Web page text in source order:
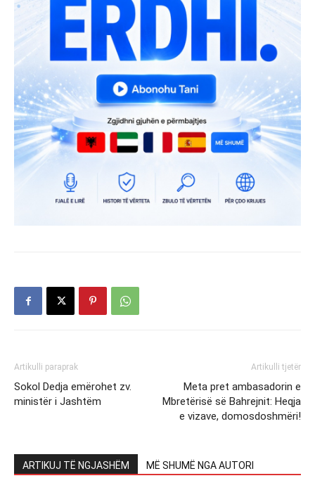
Artikulli paraprak
Sokol Dedja emërohet zv.
ministër i Jashtëm
Artikulli tjetër
Meta pret ambasadorin e
Mbretërisë së Bahrejnit: Heqja
e vizave, domosdoshmëri!
ARTIKUJ TË NGJASHËM MË SHUMË NGA AUTORI